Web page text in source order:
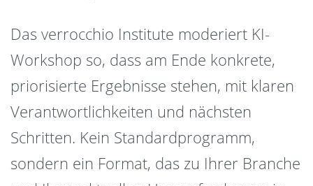
Das verrocchio Institute moderiert KI-
Workshop so, dass am Ende konkrete,
priorisierte Ergebnisse stehen, mit klaren
Verantwortlichkeiten und nächsten
Schritten. Kein Standardprogramm,
sondern ein Format, das zu Ihrer Branche